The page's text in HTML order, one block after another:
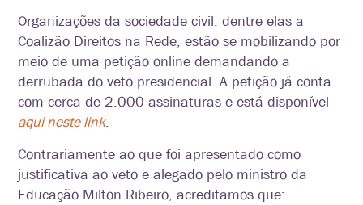
Organizações da sociedade civil, dentre elas a
Coalizão Direitos na Rede, estão se mobilizando por
meio de uma petição online demandando a
derrubada do veto presidencial. A petição já conta
com cerca de 2.000 assinaturas e está disponível
aqui neste link.
Contrariamente ao que foi apresentado como
justificativa ao veto e alegado pelo ministro da
Educação Milton Ribeiro, acreditamos que: